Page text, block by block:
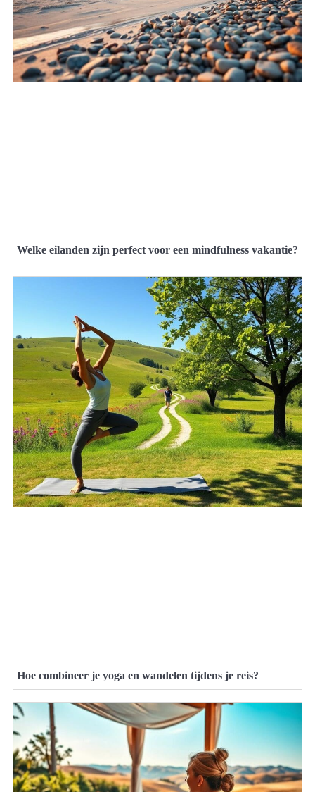
Welke eilanden zijn perfect voor een mindfulness vakantie?
Hoe combineer je yoga en wandelen tijdens je reis?